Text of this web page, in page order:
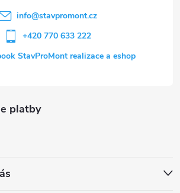
platby
info@stavpromont.cz
+420 770 633 222
StavProMont realizace a eshop